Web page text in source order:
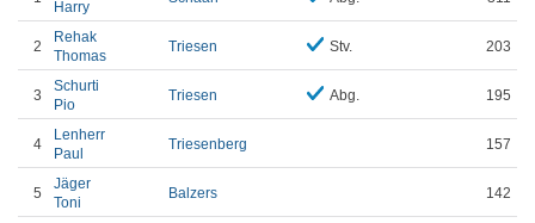
Harry
2
Rehak
Thomas
Triesen Stv. 203
3
Schurti
Pio
Triesen Abg. 195
4
Lenherr
Paul
Triesenberg 157
5
Jäger
Toni
Balzers 142